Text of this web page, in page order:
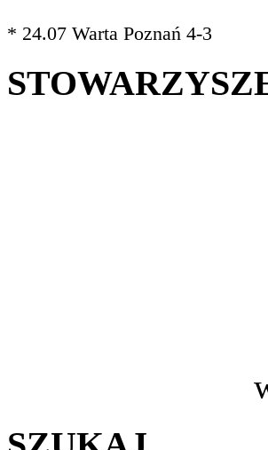
* 24.07 Warta Poznań 4-3